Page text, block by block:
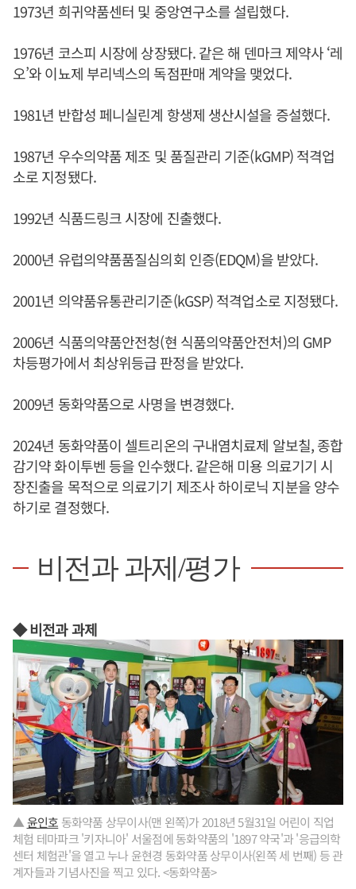
1973년 희귀약품센터 및 중앙연구소를 설립했다.
1976년 코스피 시장에 상장됐다. 같은 해 덴마크 제약사 ‘레
오’와 이뇨제 부리넥스의 독점판매 계약을 맺었다.
1981년 반합성 페니실린계 항생제 생산시설을 증설했다.
1987년 우수의약품 제조 및 품질관리 기준(kGMP) 적격업
소로 지정됐다.
1992년 식품드링크 시장에 진출했다.
2000년 유럽의약품품질심의회 인증(EDQM)을 받았다.
2001년 의약품유통관리기준(kGSP) 적격업소로 지정됐다.
2006년 식품의약품안전청(현 식품의약품안전처)의 GMP
차등평가에서 최상위등급 판정을 받았다.
2009년 동화약품으로 사명을 변경했다.
2024년 동화약품이 셀트리온의 구내염치료제 알보칠, 종합
감기약 화이투벤 등을 인수했다. 같은해 미용 의료기기 시
장진출을 목적으로 의료기기 제조사 하이로닉 지분을 양수
하기로 결정했다.
비전과 과제/평가
◆ 비전과 과제
▲윤인호 동화약품 상무이사(맨 왼쪽)가 2018년 5월31일 어린이 직업
체험 테마파크 '키자니아' 서울점에 동화약품의 '1897 약국'과 '응급의학
센터 체험관'을 열고 누나 윤현경 동화약품 상무이사(왼쪽 세 번째) 등 관
계자들과 기념사진을 찍고 있다. <동화약품>